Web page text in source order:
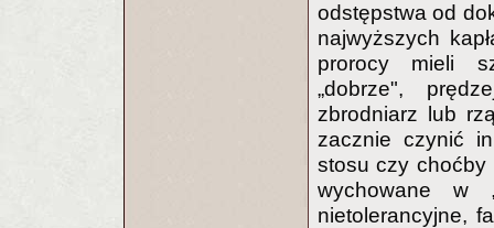
odstępstwa od
najwyższych
prorocy mieli
„dobrze",
zbrodniarz lub
zacznie czynić
stosu czy choćby
wychowane w
nietolerancyjne,